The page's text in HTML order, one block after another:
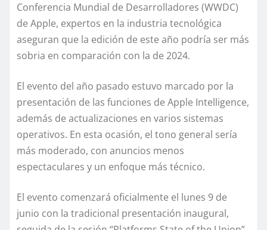
Conferencia Mundial de Desarrolladores (WWDC)
de Apple, expertos en la industria tecnológica
aseguran que la edición de este año podría ser más
sobria en comparación con la de 2024.
El evento del año pasado estuvo marcado por la
presentación de las funciones de Apple Intelligence,
además de actualizaciones en varios sistemas
operativos. En esta ocasión, el tono general sería
más moderado, con anuncios menos
espectaculares y un enfoque más técnico.
El evento comenzará oficialmente el lunes 9 de
junio con la tradicional presentación inaugural,